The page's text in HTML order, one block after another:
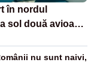
în nordul
sol două avioane
nu sunt naivi,